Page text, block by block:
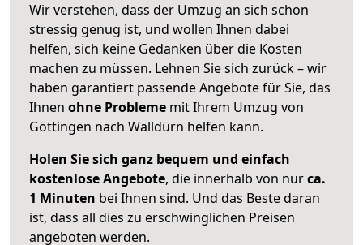
Wir verstehen, dass der Umzug an sich schon
stressig genug ist, und wollen Ihnen dabei
helfen, sich keine Gedanken über die Kosten
machen zu müssen. Lehnen Sie sich zurück – wir
haben garantiert passende Angebote für Sie, das
Ihnen ohne Probleme mit Ihrem Umzug von
Göttingen nach Walldürn helfen kann.
Holen Sie sich ganz bequem und einfach
kostenlose Angebote, die innerhalb von nurca.
1 Minuten bei Ihnen sind. Und das Beste daran
ist, dass all dies zu erschwinglichen Preisen
angeboten werden.